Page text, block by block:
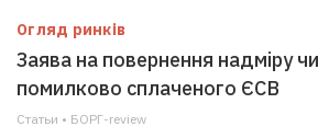
Огляд ринків
Заява на повернення надміру чи
помилково сплаченого ЄСВ
Статьи • БОРГ-review